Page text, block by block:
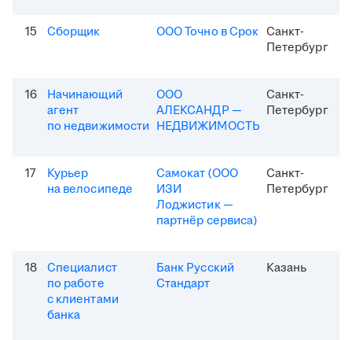
15 Сборщик ООО Точно в Срок Санкт-
Петербург
16
Начинающий
агент
по недвижимости
ООО
АЛЕКСАНДР —
НЕДВИЖИМОСТЬ
Санкт-
Петербург
17
Курьер
на велосипеде
Самокат (ООО
ИЗИ
Лоджистик —
партнёр сервиса)
Санкт-
Петербург
18
Специалист
по работе
с клиентами
банка
Банк Русский
Стандарт
Казань